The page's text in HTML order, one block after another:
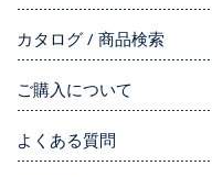
カタログ / 商品検索
ご購入について
よくある質問